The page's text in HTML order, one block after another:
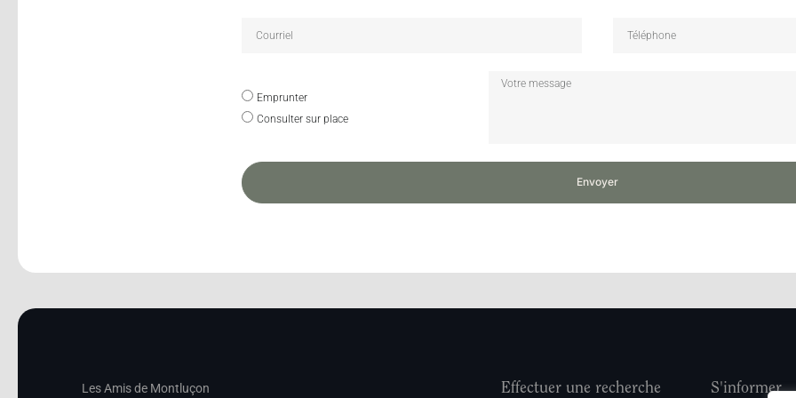
Emprunter
Consulter sur place
Envoyer
Les Amis de Montluçon Effectuer une recherche S'informer